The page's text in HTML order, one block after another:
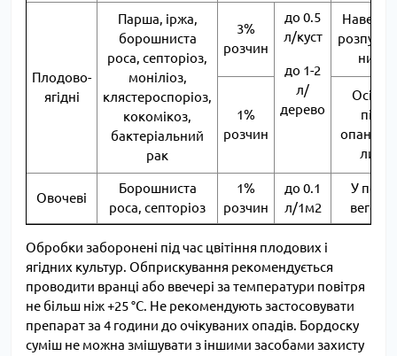
Плодово-
ягідні
Парша, іржа,
борошниста
роса, септоріоз,
моніліоз,
клястероспоріоз,
кокомікоз,
бактеріальний
рак
3%
розчин
до 0.5
л/куст
до 1-2
л/
дерево
нирок
1%
розчин
після
листя
Овочеві
Борошниста
роса, септоріоз
1%
розчин
до 0.1
л/1м2
У
Обробки заборонені під час цвітіння плодових і
ягідних культур. Обприскування рекомендується
проводити вранці або ввечері за температури повітря
не більш ніж +25 °C. Не рекомендують застосовувати
препарат за 4 години до очікуваних опадів. Бордоску
суміш не можна змішувати з іншими засобами захисту